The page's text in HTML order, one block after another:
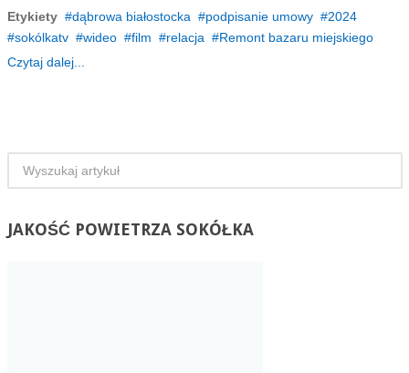
Etykiety
dąbrowa białostocka podpisanie umowy
2024
sokólkatv
wideo film relacja
Remont bazaru miejskiego
Czytaj dalej...
JAKOŚĆPOWIETRZA SOKÓŁKA